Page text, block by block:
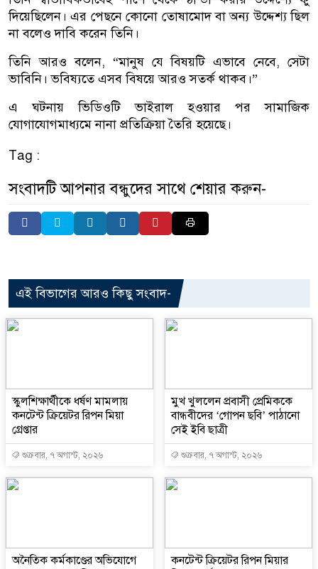
দিয়েছিলেন। এর পেছনে কোনো তোষামোদ বা অন্য উদ্দেশ্য ছিল
না বলেও দাবি করেন তিনি।
তিনি আরও বলেন, “মানুষ যে বিষয়টি এভাবে নেবে, সেটা
ভাবিনি। ভবিষ্যতে এসব বিষয়ে আরও সতর্ক থাকব।”
এ ঘটনায় ভিডিওটি ভাইরাল হওয়ার পর সামাজিক
যোগাযোগমাধ্যমে নানা প্রতিক্রিয়া তৈরি হয়েছে।
Tag :
সংবাদটি আপনার বন্ধুদের সাথে শেয়ার করুন-
এই বিভাগের আরও কিছু সংবাদ-
স্কুলশিক্ষার্থীকে ধর্ষণ মামলায়
কনটেন্ট ক্রিয়েটর রিপন মিয়া
গ্রেপ্তার
শুক্রবার, ৭ অগাস্ট, ২০২৬
মুখ খুললেন প্রবাসী প্রেমিককে
বান্ধবীদের ‘গোপন ছবি’ পাঠানো
সেই ইবি ছাত্রী
শুক্রবার, ৭ অগাস্ট, ২০২৬
অনৈতিক কর্মকাণ্ডের অভিযোগে
কনটেন্ট ক্রিয়েটর রিপন মিয়ার